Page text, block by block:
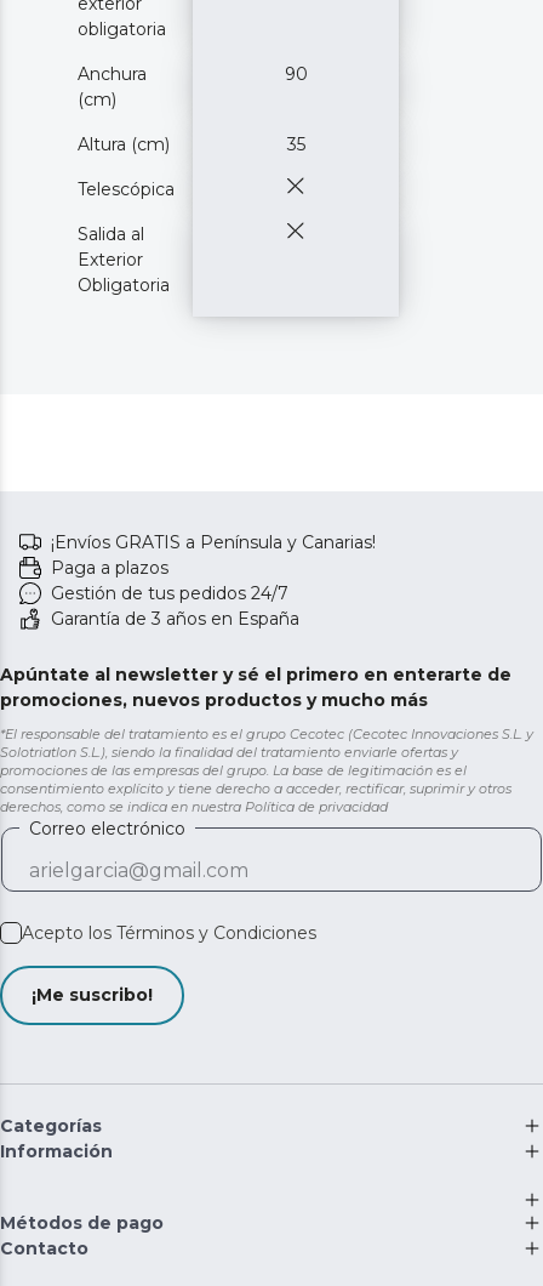
obligatoria
Anchura
(cm)
90
Altura (cm) 35
Telescópica
Salida al
Exterior
Obligatoria
¡Envíos GRATIS a Península y Canarias!
Paga a plazos
Gestión de tus pedidos 24/7
Garantía de 3 años en España
Apúntate al newsletter y sé el primero en enterarte de
promociones, nuevos productos y mucho más
*El responsable del tratamiento es el grupo Cecotec (Cecotec Innovaciones S.L. y
Solotriatlon S.L.), siendo la finalidad del tratamiento enviarle ofertas y
promociones de las empresas del grupo. La base de legitimación es el
consentimiento explícito y tiene derecho a acceder, rectificar, suprimir y otros
derechos, como se indica en nuestra Política de privacidad
Correo electrónico
Acepto los Términos y Condiciones
¡Me suscribo!
Categorías
Información
Métodos de pago
Contacto